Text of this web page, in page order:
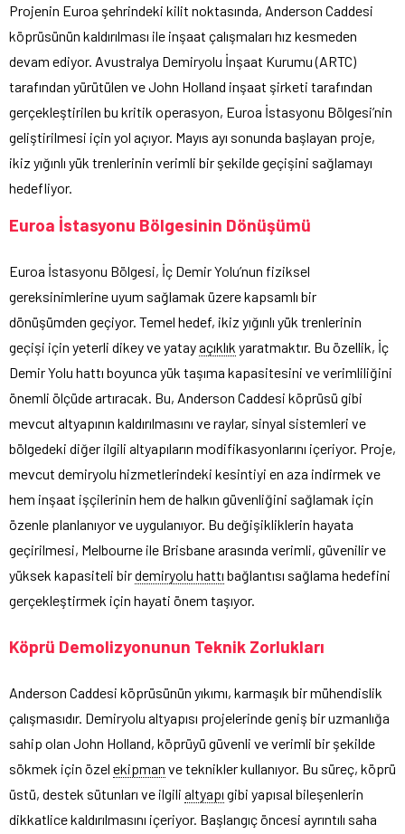
Projenin Euroa şehrindeki kilit noktasında, Anderson Caddesi
köprüsünün kaldırılması ile inşaat çalışmaları hız kesmeden
devam ediyor. Avustralya Demiryolu İnşaat Kurumu (ARTC)
tarafından yürütülen ve John Holland inşaat şirketi tarafından
gerçekleştirilen bu kritik operasyon, Euroa İstasyonu Bölgesi’nin
geliştirilmesi için yol açıyor. Mayıs ayı sonunda başlayan proje,
ikiz yığınlı yük trenlerinin verimli bir şekilde geçişini sağlamayı
hedefliyor.
Euroa İstasyonu Bölgesinin Dönüşümü
Euroa İstasyonu Bölgesi, İç Demir Yolu’nun fiziksel
gereksinimlerine uyum sağlamak üzere kapsamlı bir
dönüşümden geçiyor. Temel hedef, ikiz yığınlı yük trenlerinin
geçişi için yeterli dikey ve yatayaçıklık yaratmaktır. Bu özellik, İç
Demir Yolu hattı boyunca yük taşıma kapasitesini ve verimliliğini
önemli ölçüde artıracak. Bu, Anderson Caddesi köprüsü gibi
mevcut altyapının kaldırılmasını ve raylar, sinyal sistemleri ve
bölgedeki diğer ilgili altyapıların modifikasyonlarını içeriyor. Proje,
mevcut demiryolu hizmetlerindeki kesintiyi en aza indirmek ve
hem inşaat işçilerinin hem de halkın güvenliğini sağlamak için
özenle planlanıyor ve uygulanıyor. Bu değişikliklerin hayata
geçirilmesi, Melbourne ile Brisbane arasında verimli, güvenilir ve
yüksek kapasiteli birdemiryolu hattı bağlantısı sağlama hedefini
gerçekleştirmek için hayati önem taşıyor.
Köprü Demolizyonunun Teknik Zorlukları
Anderson Caddesi köprüsünün yıkımı, karmaşık bir mühendislik
çalışmasıdır. Demiryolu altyapısı projelerinde geniş bir uzmanlığa
sahip olan John Holland, köprüyü güvenli ve verimli bir şekilde
sökmek için özel ekipman ve teknikler kullanıyor. Bu süreç, köprü
üstü, destek sütunları ve ilgili altyapı gibi yapısal bileşenlerin
dikkatlice kaldırılmasını içeriyor. Başlangıç öncesi ayrıntılı saha